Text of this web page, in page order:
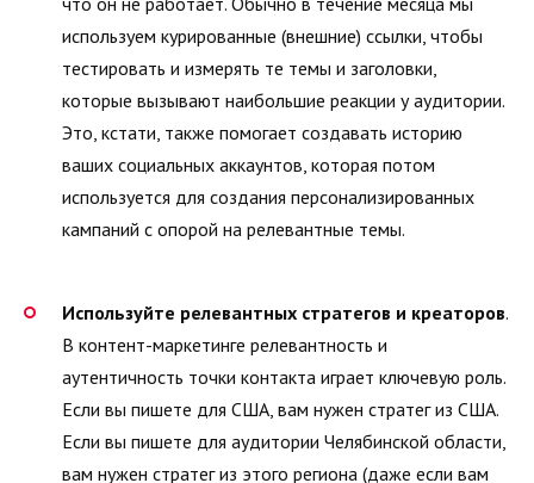
используем курированные (внешние) ссылки, чтобы
тестировать и измерять те темы и заголовки,
которые вызывают наибольшие реакции у аудитории.
Это, кстати, также помогает создавать историю
ваших социальных аккаунтов, которая потом
используется для создания персонализированных
кампаний с опорой на релевантные темы.
Используйте релевантных стратегов и креаторов.
В контент-маркетинге релевантность и
аутентичность точки контакта играет ключевую роль.
Если вы пишете для США, вам нужен стратег из США.
Если вы пишете для аудитории Челябинской области,
вам нужен стратег из этого региона (даже если вам